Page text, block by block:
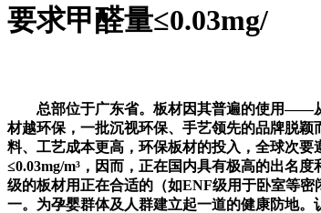
要求甲醛量≤0.03mg/
总部位于广东省。板材因其普遍的使用——从
材越环保，一批沉视环保、手艺领先的品牌脱
料、工艺成本更高，环保板材的投入，全球次
≤0.03mg/m³，因而，正在国内具有极高的出名
级的板材用正在合适的（如ENF级用于卧室等
一。为孕婴群体及人群建立起一道的健康防地